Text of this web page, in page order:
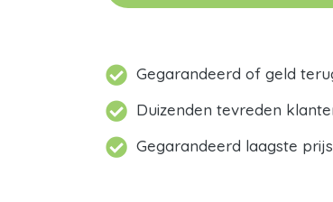
Gegarandeerd of geld
Duizenden tevreden
Gegarandeerd laagste prijs